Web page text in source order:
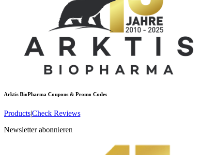
Arktis BioPharma Coupons & Promo Codes
Products|Check Reviews
Newsletter abonnieren